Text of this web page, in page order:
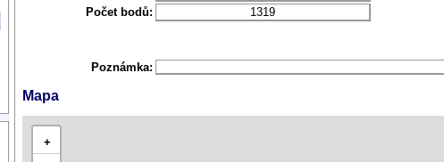
Počet bodů:
1319
Poznámka:
Mapa
+